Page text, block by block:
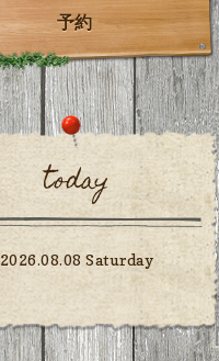
予約
today
2026.08.08 Saturday